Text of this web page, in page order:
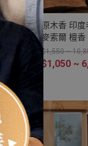
原木香 印
麥索爾 檀香
助燃劑 不燙
$1,550 ~
$1,050 ~